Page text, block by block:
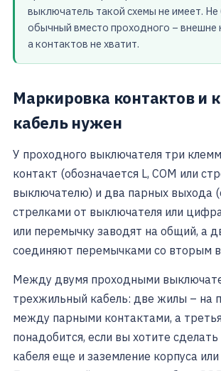
выключатель такой схемы не имеет. Не
обычный вместо проходного – внешне
а контактов не хватит.
Маркировка контактов и
кабель нужен
У проходного выключателя три
контакт (обозначается L, COM или
выключателю) и два парных выхода
стрелками от выключателя или
или перемычку заводят на общий, а
соединяют перемычками со вторым
Между двумя проходными
трехжильный кабель: две жилы – на
между парными контактами, а
понадобится, если вы хотите
кабеля еще и заземление корпуса или